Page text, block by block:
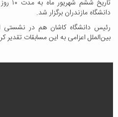
دانشگاه مازندران برگزار شد.
رئیس دانشگاه کاشان هم در نشستی
بین‌الملل اعزامی به این مسابقات تقدیر